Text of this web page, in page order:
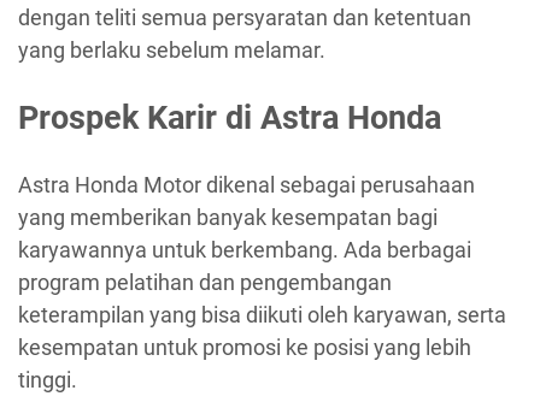
dengan teliti semua persyaratan dan ketentuan
yang berlaku sebelum melamar.
Prospek Karir di Astra Honda
Astra Honda Motor dikenal sebagai perusahaan
yang memberikan banyak kesempatan bagi
karyawannya untuk berkembang. Ada berbagai
program pelatihan dan pengembangan
keterampilan yang bisa diikuti oleh karyawan, serta
kesempatan untuk promosi ke posisi yang lebih
tinggi.